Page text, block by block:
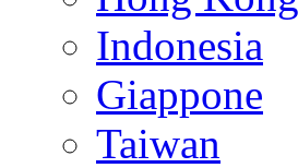
Indonesia
Giappone
Taiwan